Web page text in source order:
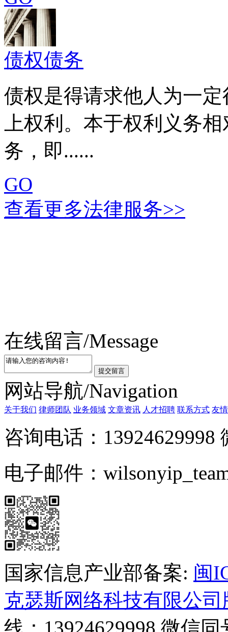
债权债务
债权是得请求他人为一
上权利。本于权利义务
务，即......
GO
查看更多法律服务>>
在线留言/Message
提交留言
网站导航/Navigation
关于我们 律师团队 业务领域 文章资讯 人才招聘 联系方式 友
咨询电话：13924629998
电子邮件：
国家信息产业部备案: 闽
克瑟斯网络科技有限公